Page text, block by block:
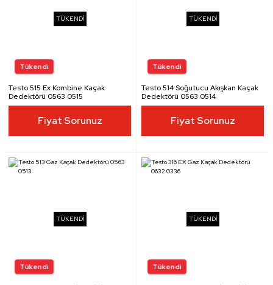
TÜKENDİ
Testo 515 Ex Kombine Kaçak
Dedektörü 0563 0515
Fiyat Sorunuz
TÜKENDİ
Testo 514 Soğutucu Akışkan Kaçak
Dedektörü 0563 0514
Fiyat Sorunuz
TÜKENDİ TÜKENDİ